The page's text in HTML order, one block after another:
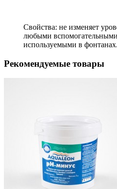
Свойства: не изменяет
любыми вспомогательными
используемыми в фонтанах.
Рекомендуемые товары